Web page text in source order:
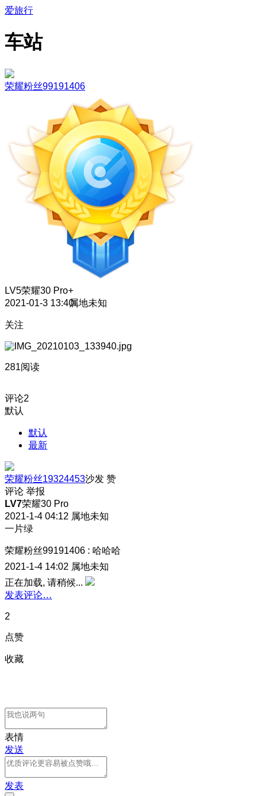
爱旅行
车站
荣耀粉丝99191406
LV5荣耀30 Pro+
2021-01-3 13:40属地未知
关注
281阅读
评论2
默认
默认
最新
荣耀粉丝19324453沙发 赞
评论 举报
LV7荣耀30 Pro
2021-1-4 04:12 属地未知
一片绿
荣耀粉丝99191406 : 哈哈哈
2021-1-4 14:02 属地未知
正在加载, 请稍候...
发表评论…
2
点赞
收藏
表情
发送
发表